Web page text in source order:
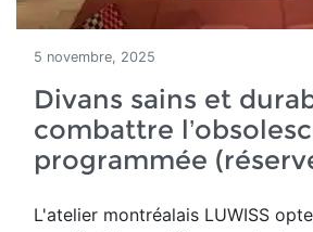
5 novembre, 2025
Divans sains et
combattre
programmée
L'atelier montréalais LUWISS